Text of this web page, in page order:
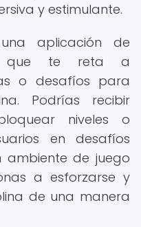
y estimulante.
aplicación de
que te reta a
o desafíos para
Podrías recibir
niveles o
en desafíos
ambiente de juego
a esforzarse y
de una manera